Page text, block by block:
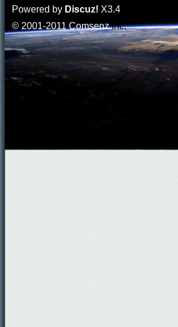
Powered by Discuz! X3.4
© 2001-2011ComsenzInc.